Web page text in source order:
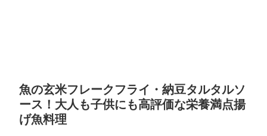
魚の玄米フレークフライ・納豆タルタルソ
ース！大人も子供にも高評価な栄養満点揚
げ魚料理